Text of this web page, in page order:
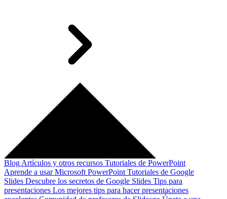
Blog Artículos y otros recursos Tutoriales de PowerPoint
Aprende a usar Microsoft PowerPoint Tutoriales de Google
Slides Descubre los secretos de Google Slides Tips para
presentaciones Los mejores tips para hacer presentaciones